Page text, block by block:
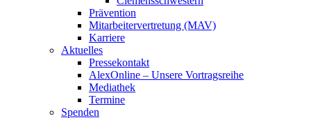
Prävention
Mitarbeitervertretung (MAV)
Karriere
Aktuelles
Pressekontakt
AlexOnline – Unsere Vortragsreihe
Mediathek
Termine
Spenden